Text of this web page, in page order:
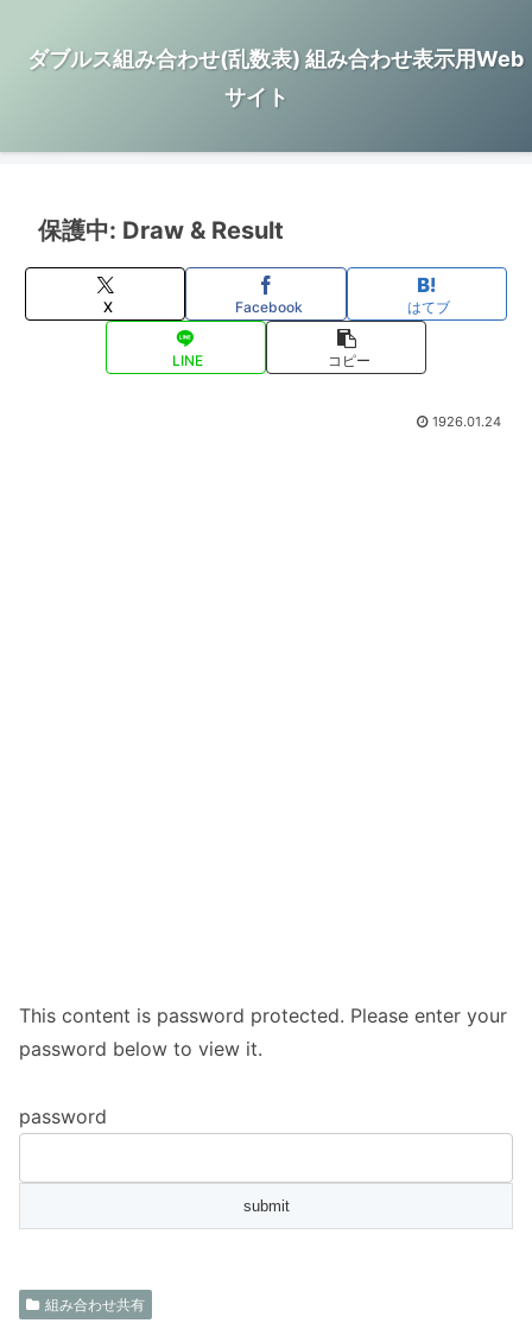
ダブルス組み合わせ(乱数表) 組み合わせ表示用Web
サイト
保護中: Draw & Result
X Facebook はてブ
LINE コピー
1926.01.24
This content is password protected. Please enter your
password below to view it.
password
組み合わせ共有